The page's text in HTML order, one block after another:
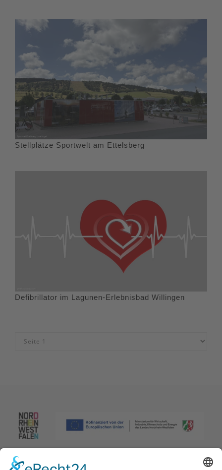
Stellplätze Sportwelt am Ettelsberg
Defibrillator im Lagunen-Erlebnisbad Willingen